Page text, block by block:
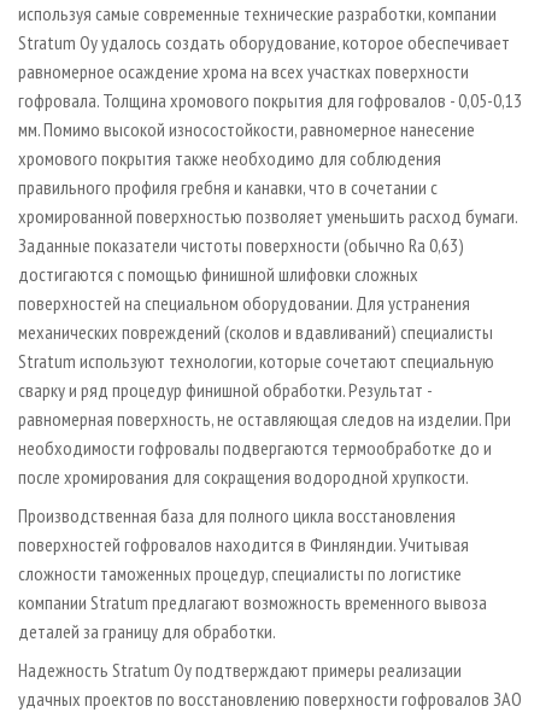
используя самые современные технические разработки, компании
Stratum Oy удалось создать оборудование, которое обеспечивает
равномерное осаждение хрома на всех участках поверхности
гофровала. Толщина хромового покрытия для гофровалов - 0,05-0,13
мм. Помимо высокой износостойкости, равномерное нанесение
хромового покрытия также необходимо для соблюдения
правильного профиля гребня и канавки, что в сочетании с
хромированной поверхностью позволяет уменьшить расход бумаги.
Заданные показатели чистоты поверхности (обычно Ra 0,63)
достигаются с помощью финишной шлифовки сложных
поверхностей на специальном оборудовании. Для устранения
механических повреждений (сколов и вдавливаний) специалисты
Stratum используют технологии, которые сочетают специальную
сварку и ряд процедур финишной обработки. Результат -
равномерная поверхность, не оставляющая следов на изделии. При
необходимости гофровалы подвергаются термообработке до и
после хромирования для сокращения водородной хрупкости.
Производственная база для полного цикла восстановления
поверхностей гофровалов находится в Финляндии. Учитывая
сложности таможенных процедур, специалисты по логистике
компании Stratum предлагают возможность временного вывоза
деталей за границу для обработки.
Надежность Stratum Oy подтверждают примеры реализации
удачных проектов по восстановлению поверхности гофровалов ЗАО